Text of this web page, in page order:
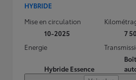
HYBRIDE
Mise en circulation
10-2025
7
Energie
Hybride Essence